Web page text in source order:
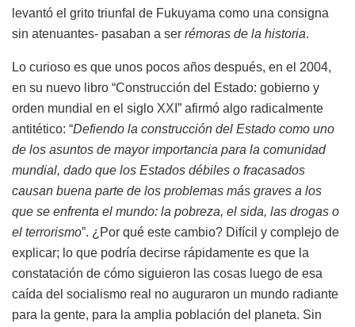
levantó el grito triunfal de Fukuyama como una consigna
sin atenuantes- pasaban a ser rémoras de la historia.
Lo curioso es que unos pocos años después, en el 2004,
en su nuevo libro “Construcción del Estado: gobierno y
orden mundial en el siglo XXI” afirmó algo radicalmente
antitético: “Defiendo la construcción del Estado como uno
de los asuntos de mayor importancia para la comunidad
mundial, dado que los Estados débiles o fracasados
causan buena parte de los problemas más graves a los
que se enfrenta el mundo: la pobreza, el sida, las drogas o
el terrorismo”. ¿Por qué este cambio? Difícil y complejo de
explicar; lo que podría decirse rápidamente es que la
constatación de cómo siguieron las cosas luego de esa
caída del socialismo real no auguraron un mundo radiante
para la gente, para la amplia población del planeta. Sin